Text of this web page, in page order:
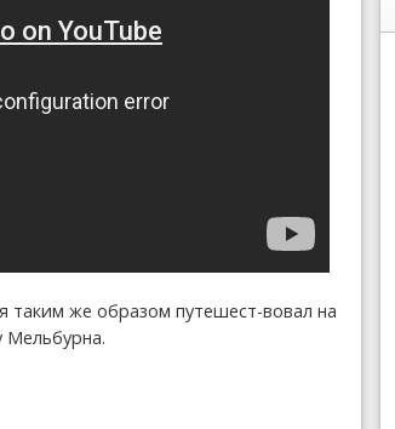
же образом путешест-вовал на
Мельбурна.